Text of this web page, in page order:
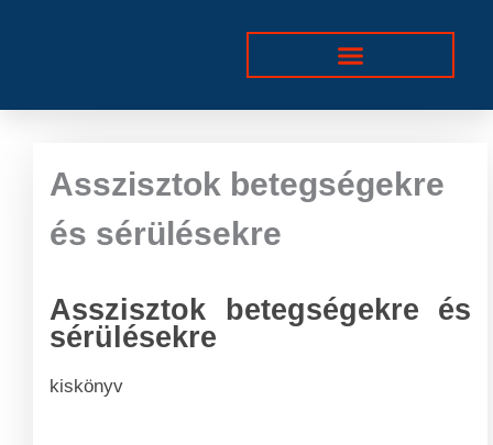
Asszisztok betegségekre
és sérülésekre
Asszisztok betegségekre és
sérülésekre
kiskönyv